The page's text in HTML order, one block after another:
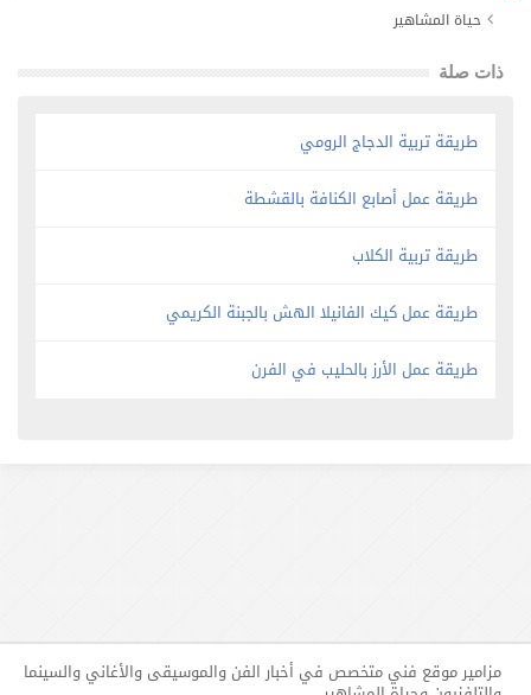
حياة المشاهير
ذات صلة
طريقة تربية الدجاج الرومي
طريقة عمل أصابع الكنافة بالقشطة
طريقة تربية الكلاب
طريقة عمل كيك الفانيلا الهش بالجبنة الكريمي
طريقة عمل الأرز بالحليب في الفرن
مزامير موقع فني متخصص في أخبار الفن والموسيقى والأغاني والسينما